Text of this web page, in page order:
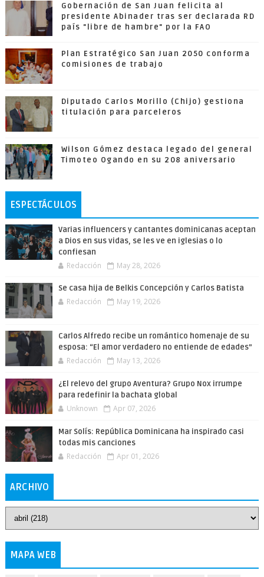
Gobernación de San Juan felicita al
presidente Abinader tras ser declarada RD
país "libre de hambre" por la FAO
Plan Estratégico San Juan 2050 conforma
comisiones de trabajo
Diputado Carlos Morillo (Chijo) gestiona
titulación para parceleros
Wilson Gómez destaca legado del general
Timoteo Ogando en su 208 aniversario
ESPECTÁCULOS
Varias influencers y cantantes dominicanas aceptan
a Dios en sus vidas, se les ve en iglesias o lo
confiesan
Redacción May 28, 2026
Se casa hija de Belkis Concepción y Carlos Batista
Redacción May 19, 2026
Carlos Alfredo recibe un romántico homenaje de su
esposa: “El amor verdadero no entiende de edades”
Redacción May 13, 2026
¿El relevo del grupo Aventura? Grupo Nox irrumpe
para redefinir la bachata global
Unknown Apr 07, 2026
Mar Solís: República Dominicana ha inspirado casi
todas mis canciones
Redacción Apr 01, 2026
ARCHIVO
MAPA WEB